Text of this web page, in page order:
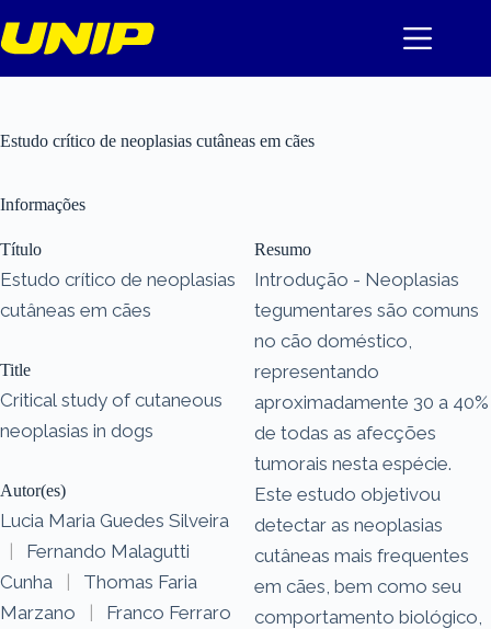
para
o
Estudo crítico de neoplasias cutâneas em cães
Informações
Título
Estudo crítico de neoplasias
cutâneas em cães
Title
Critical study of cutaneous
neoplasias in dogs
Autor(es)
Lucia Maria Guedes Silveira
|
Fernando Malagutti
Cunha
|
Thomas Faria
Marzano
|
Franco Ferraro
Resumo
Introdução - Neoplasias
tegumentares são comuns
no cão doméstico,
representando
aproximadamente 30 a 40%
de todas as afecções
tumorais nesta espécie.
Este estudo objetivou
detectar as neoplasias
cutâneas mais frequentes
em cães, bem como seu
comportamento biológico,